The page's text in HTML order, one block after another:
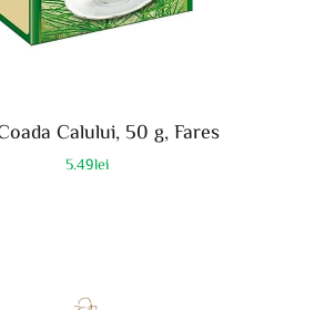
Calului, 50 g, Fares
5.49lei